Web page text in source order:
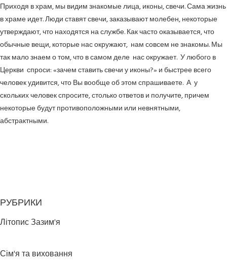
Приходя в храм, мы видим знакомые лица, иконы, свечи. Сама жизнь
в храме идет. Люди ставят свечи, заказывают молебен, некоторые
утверждают, что находятся на службе. Как часто оказывается, что
обычные вещи, которые нас окружают, нам совсем не знакомы. Мы
так мало знаем о том, что в самом деле нас окружает. У любого в
Церкви спроси: «зачем ставить свечи у иконы?» и быстрее всего
человек удивится, что Вы вообще об этом спрашиваете. А у
скольких человек спросите, столько ответов и получите, причем
некоторые будут противоположными или невнятными,
абстрактными.
РУБРИКИ
Літопис Зазим'я
Сім'я та виховання